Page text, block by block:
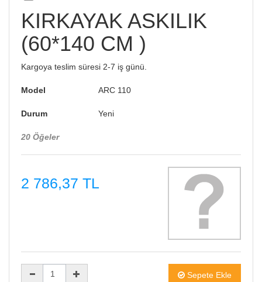
KIRKAYAK ASKILIK
(60*140 CM )
Kargoya teslim süresi 2-7 iş günü.
Model ARC 110
Durum Yeni
20 Öğeler
2 786,37 TL
Sepete Ekle